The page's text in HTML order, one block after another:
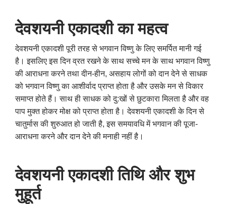
देवशयनी एकादशी का महत्व
देवशयनी एकादशी पूरी तरह से भगवान विष्णु के लिए समर्पित मानी गई
है। इसलिए इस दिन व्रत रखने के साथ सच्चे मन के साथ भगवान विष्णु
की आराधना करने तथा दीन-हीन, असहाय लोगों को दान देने से साधक
को भगवान विष्णु का आशीर्वाद प्राप्त होता है और उसके मन से विकार
समाप्त होते हैं। साथ ही साधक को दु:खों से छुटकारा मिलता है और वह
पाप मुक्त होकर मोक्ष को प्राप्त होता है। देवशयनी एकादशी के दिन से
चातुर्मास की शुरुआत हो जाती है, इस समयावधि में भगवान की पूजा-
आराधना करने और दान देने की मनाही नहीं है।
देवशयनी एकादशी तिथि और शुभ
मुहूर्त